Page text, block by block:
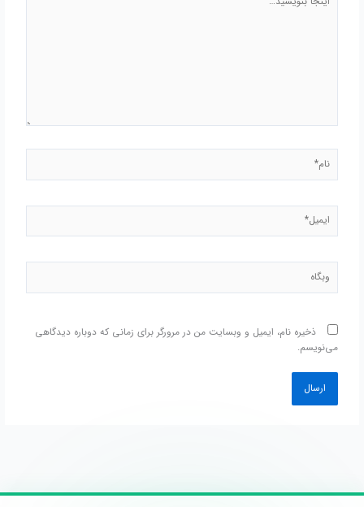
بنویسید…
وبگاه
ذخیره نام، ایمیل و وبسایت من در مرورگر برای زمانی که دوباره دیدگاهی
می‌نویسم.